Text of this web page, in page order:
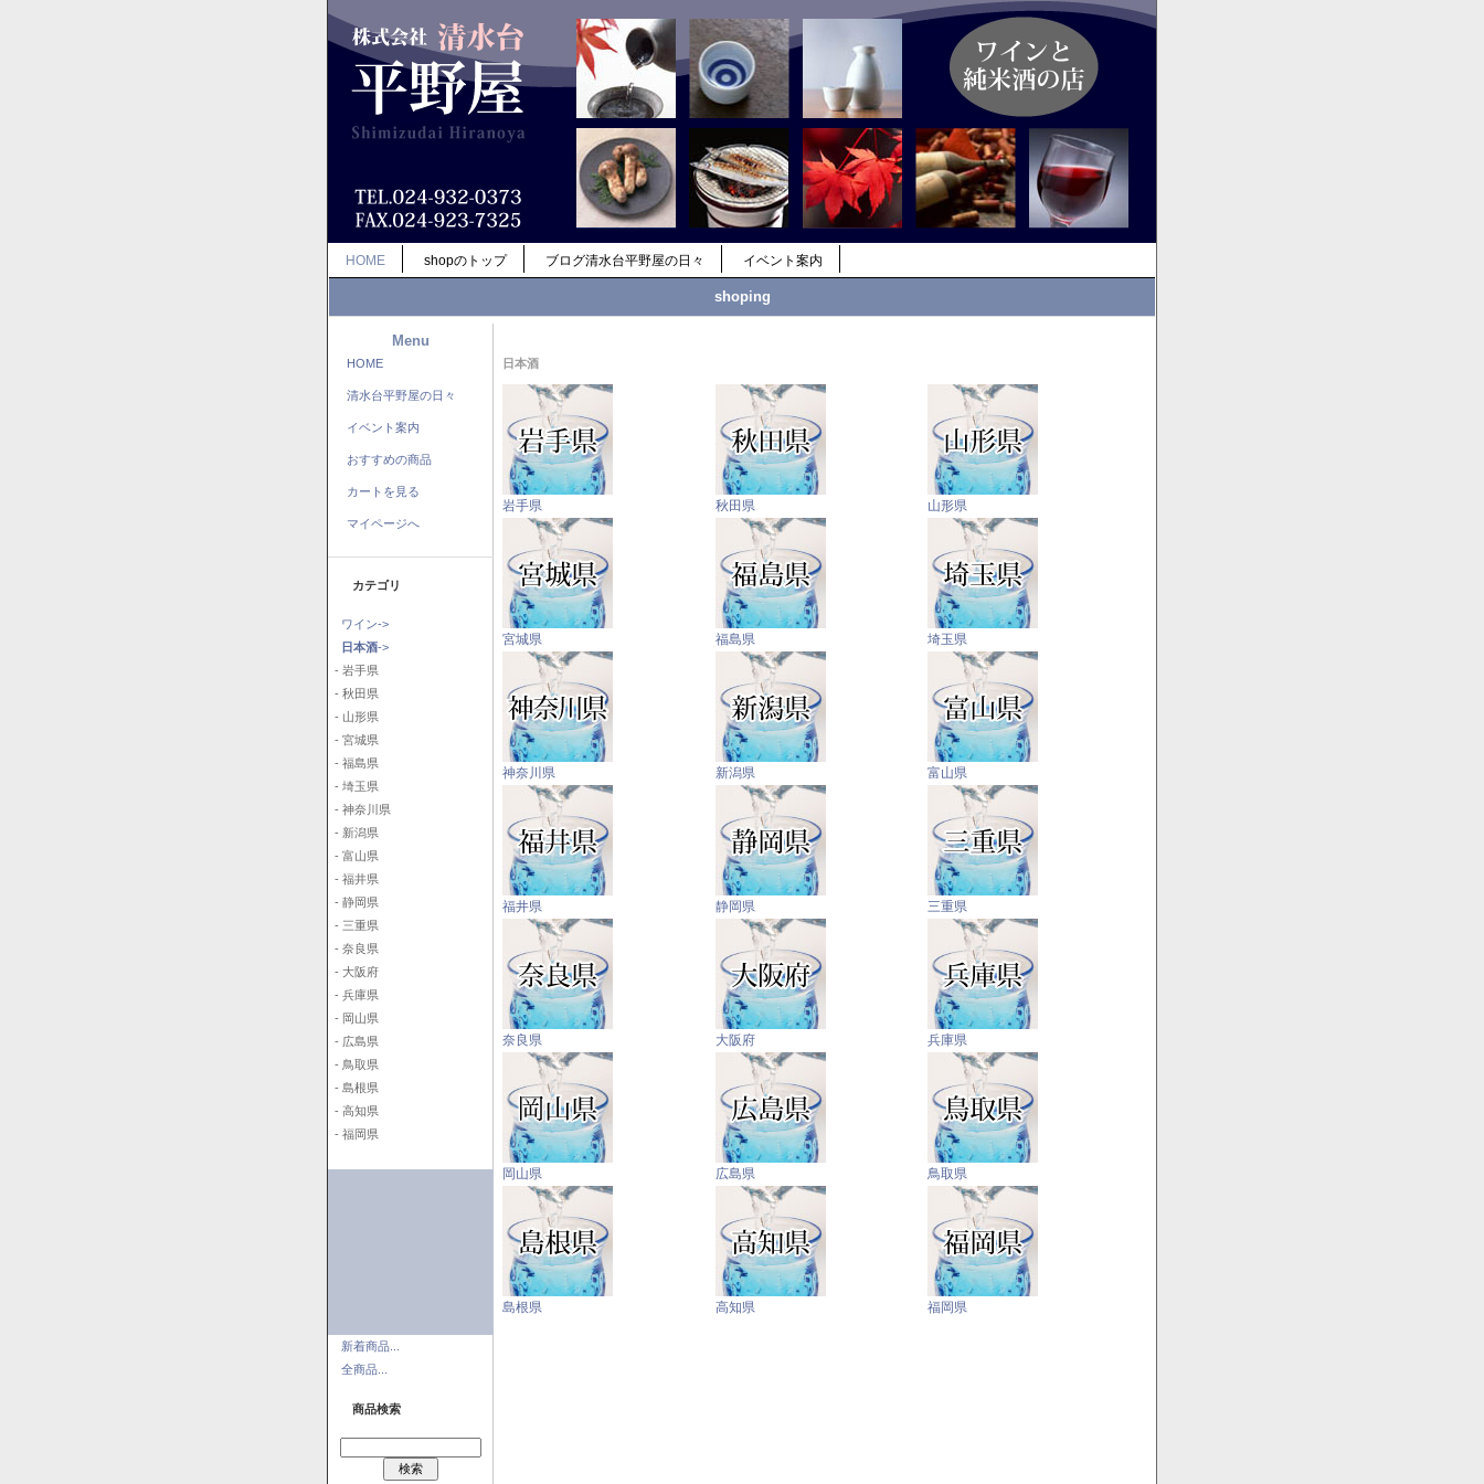
HOME shopのトップ ブログ清水台平野屋の日々 イベント案内
shoping
Menu
HOME
清水台平野屋の日々
イベント案内
おすすめの商品
カートを見る
マイページへ
カテゴリ
ワイン->
日本酒->
- 岩手県
- 秋田県
- 山形県
- 宮城県
- 福島県
- 埼玉県
- 神奈川県
- 新潟県
- 富山県
- 福井県
- 静岡県
- 三重県
- 奈良県
- 大阪府
- 兵庫県
- 岡山県
- 広島県
- 鳥取県
- 島根県
- 高知県
- 福岡県
新着商品...
全商品...
商品検索
日本酒
岩手県 秋田県 山形県
宮城県 福島県 埼玉県
神奈川県 新潟県 富山県
福井県 静岡県 三重県
奈良県 大阪府 兵庫県
岡山県 広島県 鳥取県
島根県 高知県 福岡県